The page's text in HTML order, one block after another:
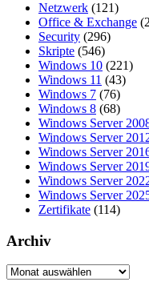
Netzwerk (121)
Office & Exchange
Security (296)
Skripte (546)
Windows 10 (221)
Windows 11 (43)
Windows 7 (76)
Windows 8 (68)
Windows Server
Windows Server
Windows Server
Windows Server
Windows Server
Windows Server
Zertifikate (114)
Archiv
Archiv